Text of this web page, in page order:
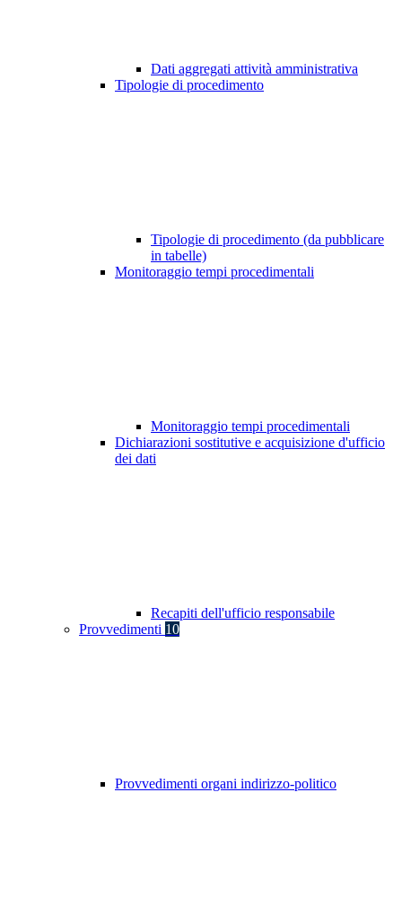
Dati aggregati attività amministrativa
Tipologie di procedimento
Tipologie di procedimento (da pubblicare
in tabelle)
Monitoraggio tempi procedimentali
Monitoraggio tempi procedimentali
Dichiarazioni sostitutive e acquisizione d'ufficio
dei dati
Recapiti dell'ufficio responsabile
Provvedimenti 10
Provvedimenti organi indirizzo-politico